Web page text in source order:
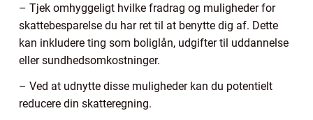
– Tjek omhyggeligt hvilke fradrag og muligheder for
skattebesparelse du har ret til at benytte dig af. Dette
kan inkludere ting som boliglån, udgifter til uddannelse
eller sundhedsomkostninger.
– Ved at udnytte disse muligheder kan du potentielt
reducere din skatteregning.